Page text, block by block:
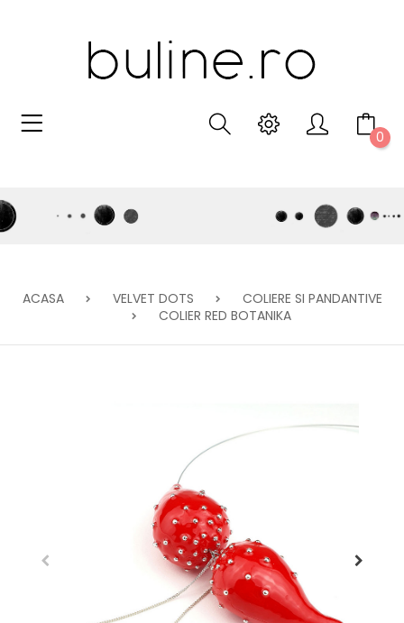
0
ACASA VELVET DOTS
COLIERE SI PANDANTIVE
COLIER RED BOTANIKA